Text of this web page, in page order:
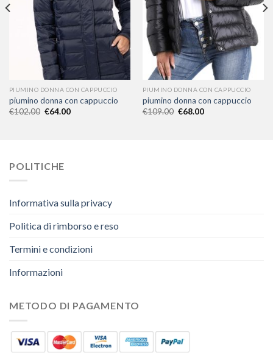
PIUMINO DONNA CON CAPPUCCIO
piumino donna con cappuccio
€102.00 €64.00
PIUMINO DONNA CON CAPPUCCIO
piumino donna con cappuccio
€109.00 €68.00
POLITICHE
Informativa sulla privacy
Politica di rimborso e reso
Termini e condizioni
Informazioni
METODO DI PAGAMENTO